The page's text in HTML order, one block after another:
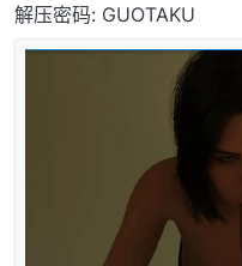
解压密码: GUOTAKU